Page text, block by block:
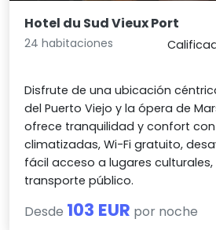
Hotel du Sud Vieux Port
24 habitaciones
Disfrute de una ubicación
del Puerto Viejo y la ópera de
ofrece tranquilidad y confort
climatizadas, Wi-Fi gratuito,
fácil acceso a lugares
transporte público.
Desde 103 EUR por noche